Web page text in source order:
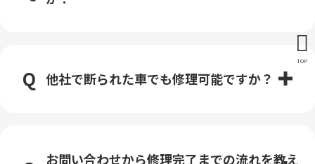
他社で断られた車でも修理可能ですか？
お問い合わせから修理完了までの流れを教え
TOP